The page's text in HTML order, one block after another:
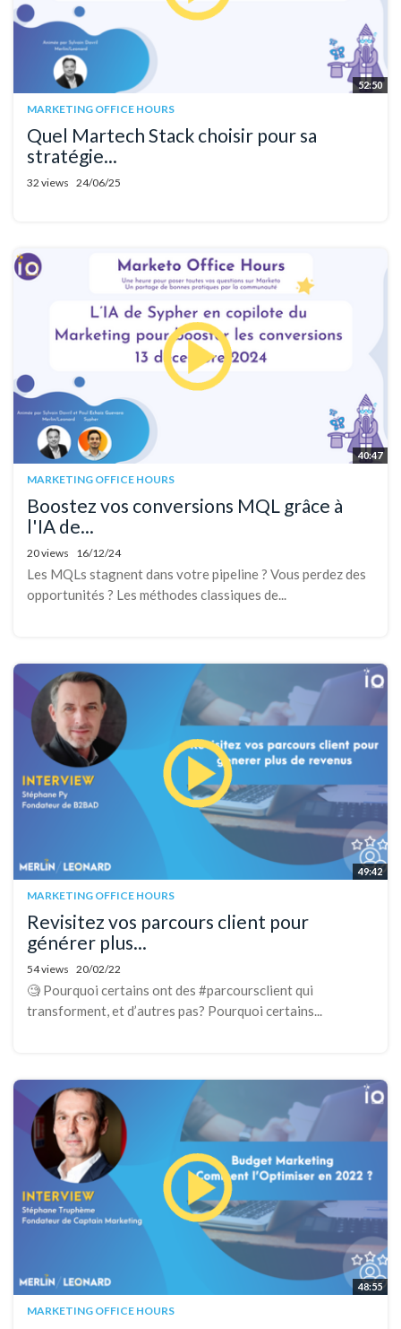
52:50
MARKETING OFFICE HOURS
Quel Martech Stack choisir pour sa
stratégie...
32 views 24/06/25
40:47
MARKETING OFFICE HOURS
Boostez vos conversions MQL grâce à
l'IA de...
20 views 16/12/24
Les MQLs stagnent dans votre pipeline ? Vous perdez des
opportunités ? Les méthodes classiques de...
49:42
MARKETING OFFICE HOURS
Revisitez vos parcours client pour
générer plus...
54 views 20/02/22
🧐 Pourquoi certains ont des #parcoursclient qui
transforment, et d’autres pas? Pourquoi certains...
48:55
MARKETING OFFICE HOURS